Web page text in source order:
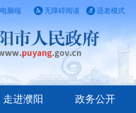
电脑端 适老模式
无障碍阅读
走进濮阳
政务公开